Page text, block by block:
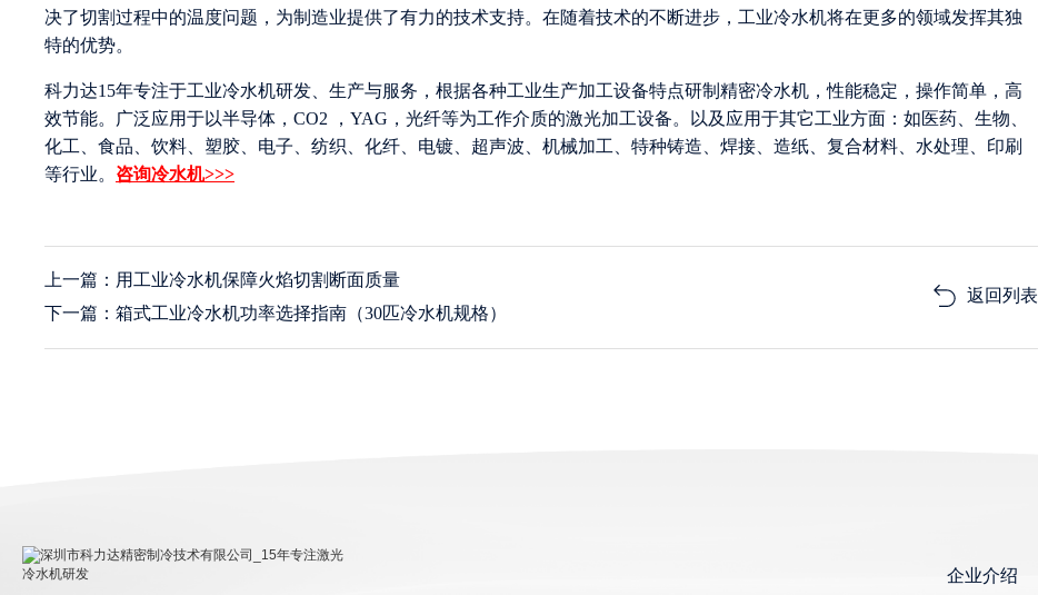
决了切割过程中的温度问题，为制造业提供了有力的技术支持。在随着技术的不断进步，工业冷水机将在更多的领域发挥其独
特的优势。
科力达15年专注于工业冷水机研发、生产与服务，根据各种工业生产加工设备特点研制精密冷水机，性能稳定，操作简单，高
效节能。广泛应用于以半导体，CO2 ，YAG，光纤等为工作介质的激光加工设备。以及应用于其它工业方面：如医药、生物、
化工、食品、饮料、塑胶、电子、纺织、化纤、电镀、超声波、机械加工、特种铸造、焊接、造纸、复合材料、水处理、印刷
等行业。 咨询冷水机>>>
上一篇：用工业冷水机保障火焰切割断面质量
下一篇：箱式工业冷水机功率选择指南（30匹冷水机规格）
返回列表
企业介绍